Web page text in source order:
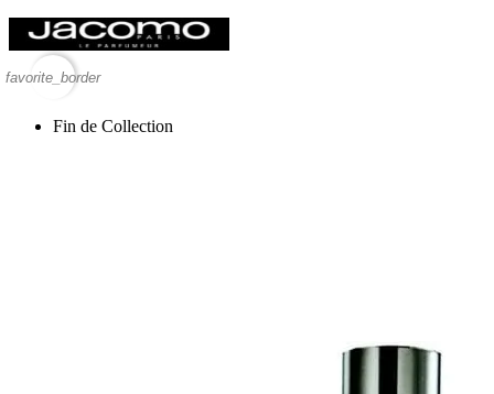
favorite_border
Fin de Collection